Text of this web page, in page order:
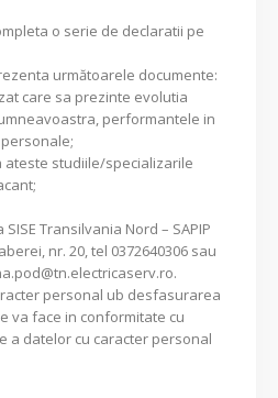
o serie de declaratii pe
următoarele documente:
care sa prezinte evolutia
performantele in
ateste studiile/specializarile
Transilvania Nord – SAPIP
nr. 20, tel 0372640306 sau
personal ub desfasurarea
va face in conformitate cu
a datelor cu caracter personal